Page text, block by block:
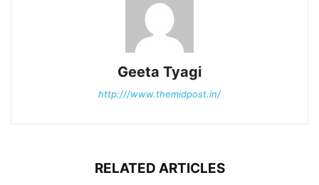
Geeta Tyagi
http:///www.themidpost.in/
RELATED ARTICLES